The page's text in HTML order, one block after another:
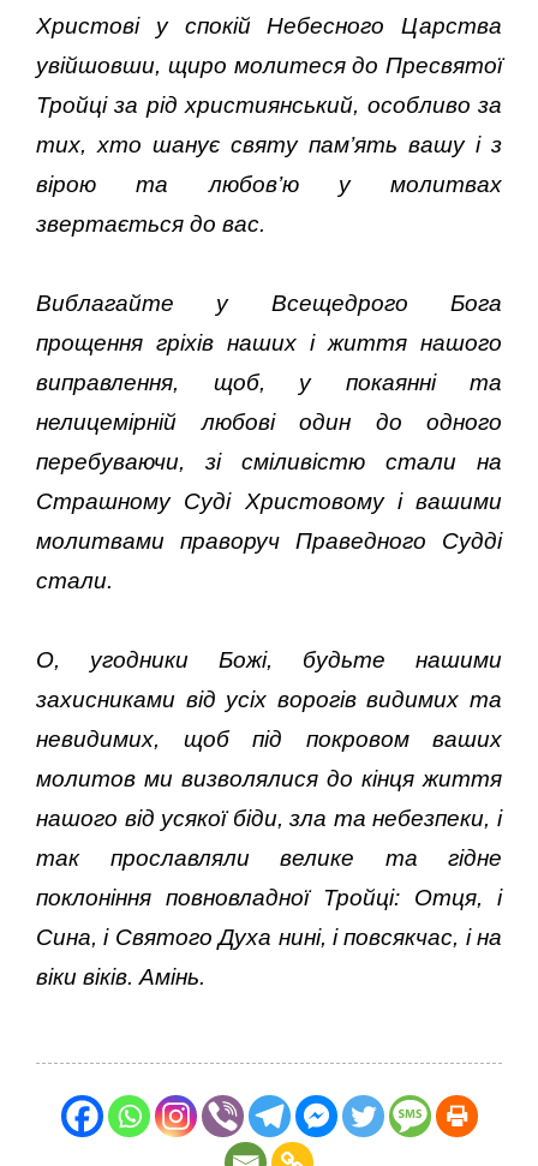
Христові у спокій Небесного Царства
увійшовши, щиро молитеся до Пресвятої
Тройці за рід християнський, особливо за
тих, хто шанує святу пам’ять вашу і з
вірою та любов’ю у молитвах
звертається до вас.
Bиблагайте у Всещедрого Бога
прощення гріхів наших і життя нашого
виправлення, щоб, у покаянні та
нелицемірній любові один до одного
перебуваючи, зі сміливістю стали на
Страшному Суді Христовому і вашими
молитвами праворуч Праведного Судді
стали.
О, угодники Божі, будьте нашими
захисниками від усіх ворогів видимих та
невидимих, щоб під покpoвом ваших
молитов ми визволялися до кінця життя
нашого від усякої біди, зла та небезпеки, і
так прославляли велике та гідне
поклоніння повновладної Тройці: Отця, і
Сина, і Святого Духа нині, і повсякчас, і на
віки віків. Амінь.